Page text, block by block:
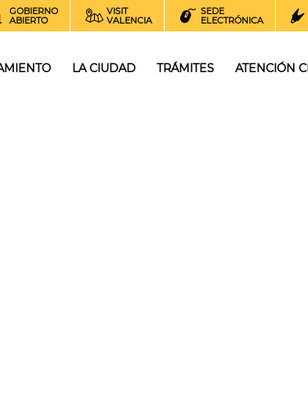
GOBIERNO
ABIERTO
VISIT
VALENCIA
SEDE
ELECTRÓNICA
LA CIUDAD TRÁMITES ATENCIÓN